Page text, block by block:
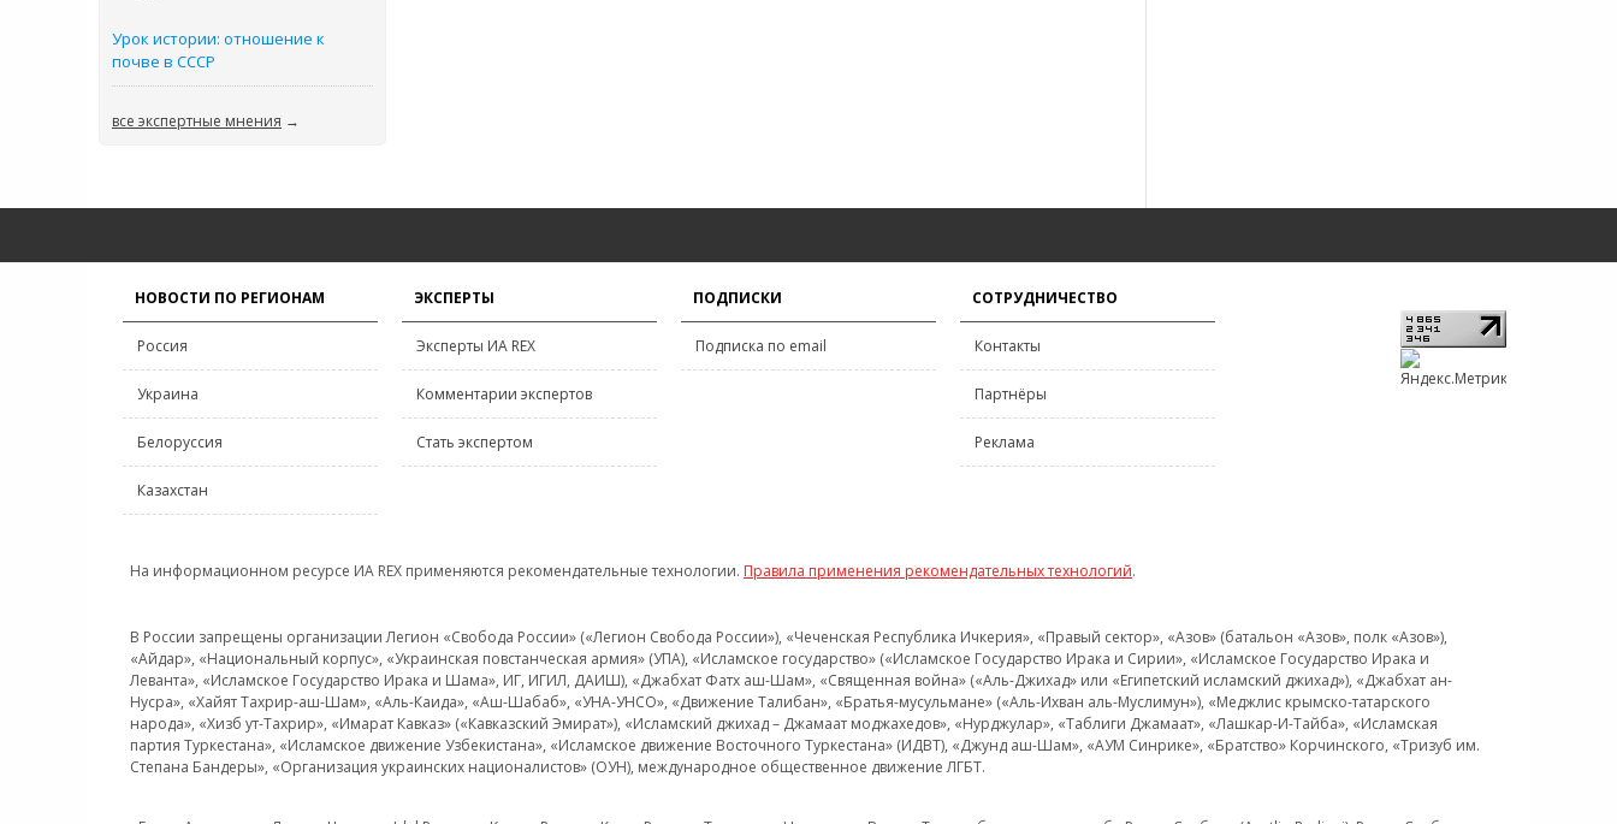
Урок истории: отношение к
почве в СССР
все экспертные мнения →
НОВОСТИ ПО РЕГИОНАМ
Россия
Украина
Белоруссия
Казахстан
ЭКСПЕРТЫ
Эксперты ИА REX
Комментарии экспертов
Стать экспертом
ПОДПИСКИ
Подписка по email
СОТРУДНИЧЕСТВО
Контакты
Партнёры
Реклама
На информационном ресурсе ИА REX применяются рекомендательные технологии. Правила применения рекомендательных технологий.
В России запрещены организации Легион «Свобода России» («Легион Свобода России»), «Чеченская Республика Ичкерия», «Правый сектор», «Азов» (батальон «Азов», полк «Азов»),
«Айдар», «Национальный корпус», «Украинская повстанческая армия» (УПА), «Исламское государство» («Исламское Государство Ирака и Сирии», «Исламское Государство Ирака и
Леванта», «Исламское Государство Ирака и Шама», ИГ, ИГИЛ, ДАИШ), «Джабхат Фатх аш-Шам», «Священная война» («Аль-Джихад» или «Египетский исламский джихад»), «Джабхат ан-
Нусра», «Хайят Тахрир-аш-Шам», «Аль-Каида», «Аш-Шабаб», «УНА-УНСО», «Движение Талибан», «Братья-мусульмане» («Аль-Ихван аль-Муслимун»), «Меджлис крымско-татарского
народа», «Хизб ут-Тахрир», «Имарат Кавказ» («Кавказский Эмират»), «Исламский джихад – Джамаат моджахедов», «Нурджулар», «Таблиги Джамаат», «Лашкар-И-Тайба», «Исламская
партия Туркестана», «Исламское движение Узбекистана», «Исламское движение Восточного Туркестана» (ИДВТ), «Джунд аш-Шам», «АУМ Синрике», «Братство» Корчинского, «Тризуб им.
Степана Бандеры», «Организация украинских националистов» (ОУН), международное общественное движение ЛГБТ.